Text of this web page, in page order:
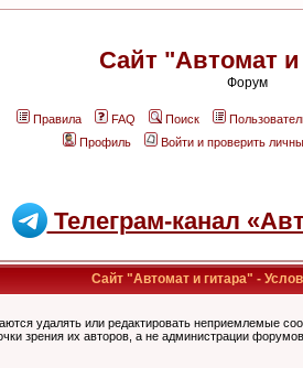
Сайт "Автомат и
Форум
Правила FAQ Поиск
Профиль
Войти и проверить
Телеграм-канал
Сайт "Автомат и гитара" -
удалять или редактировать неприемлемые
зрения их авторов, а не администрации